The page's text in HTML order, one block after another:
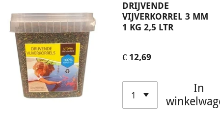
DRIJVENDE
VIJVERKORREL 3 MM
1 KG 2,5 LTR
€ 12,69
In